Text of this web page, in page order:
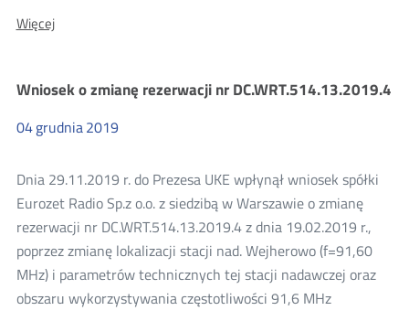
WięcejO:
rezerwacji
DZC-
WRF-
10/12
(2)
Wniosek o zmianę rezerwacji nr DC.WRT.514.13.2019.4
04grudnia2019
Dnia 29.11.2019 r. do Prezesa UKE wpłynął wniosek spółki
Eurozet Radio Sp.z o.o. z siedzibą w Warszawie o zmianę
rezerwacji nr DC.WRT.514.13.2019.4 z dnia 19.02.2019 r.,
poprzez zmianę lokalizacji stacji nad. Wejherowo (f=91,60
MHz) i parametrów technicznych tej stacji nadawczej oraz
obszaru wykorzystywania częstotliwości 91,6 MHz